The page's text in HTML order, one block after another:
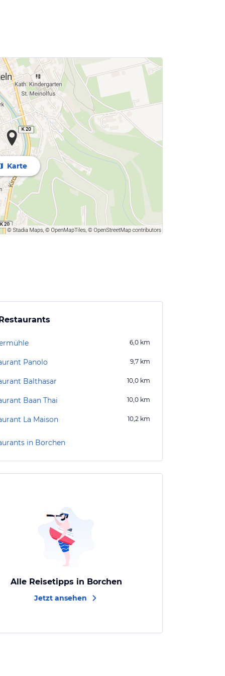
Karte
6,0 km
Panolo 9,7 km
Balthasar 10,0 km
Baan Thai 10,0 km
La Maison 10,2 km
in Borchen
Alle Reisetipps in Borchen
Jetzt ansehen